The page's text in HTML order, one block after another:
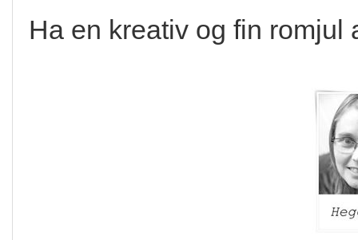
Ha en kreativ og fin romjul